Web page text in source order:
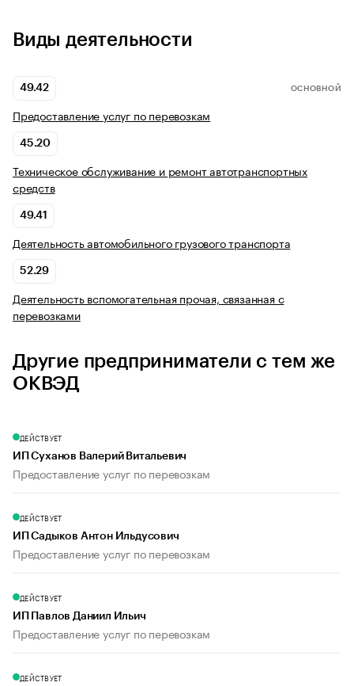
Виды деятельности
49.42 ОСНОВНОЙ
Предоставление услуг по перевозкам
45.20
Техническое обслуживание и ремонт автотранспортных
средств
49.41
Деятельность автомобильного грузового транспорта
52.29
Деятельность вспомогательная прочая, связанная с
перевозками
Другие предприниматели с тем же
ОКВЭД
ДЕЙСТВУЕТ
ИП Суханов Валерий Витальевич
Предоставление услуг по перевозкам
ДЕЙСТВУЕТ
ИП Садыков Антон Ильдусович
Предоставление услуг по перевозкам
ДЕЙСТВУЕТ
ИП Павлов Даниил Ильич
Предоставление услуг по перевозкам
ДЕЙСТВУЕТ